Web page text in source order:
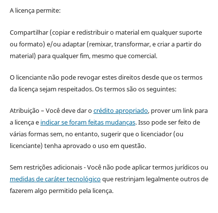
A licença permite:
Compartilhar (copiar e redistribuir o material em qualquer suporte
ou formato) e/ou adaptar (remixar, transformar, e criar a partir do
material) para qualquer fim, mesmo que comercial.
O licenciante não pode revogar estes direitos desde que os termos
da licença sejam respeitados. Os termos são os seguintes:
Atribuição – Você deve dar ocrédito apropriado, prover um link para
a licença e indicar se foram feitas mudanças. Isso pode ser feito de
várias formas sem, no entanto, sugerir que o licenciador (ou
licenciante) tenha aprovado o uso em questão.
Sem restrições adicionais - Você não pode aplicar termos jurídicos ou
medidas de caráter tecnológicoque restrinjam legalmente outros de
fazerem algo permitido pela licença.